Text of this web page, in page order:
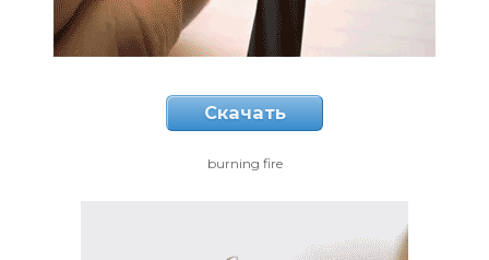
Скачать
burning fire